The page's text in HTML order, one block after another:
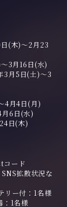
(木)～2月23
3月16日(水)
3月5日(土)～3
4月4日(月)
6日(水)
日(木)
コード
拡散状況な
ー付：1名様
1名様